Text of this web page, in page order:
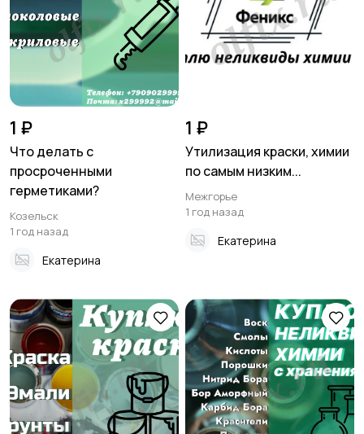
1 ₽
Что делать с
просроченными
герметиками?
Козельск
1 год назад
Екатерина
1 ₽
Утилизация краски, химии
по самым низким...
Межгорье
1 год назад
Екатерина